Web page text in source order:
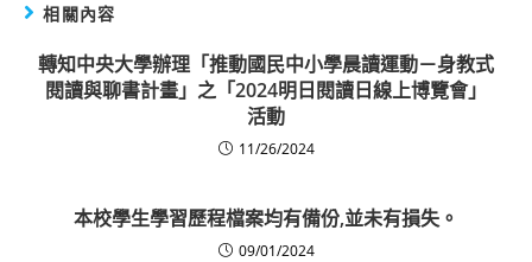
相關內容
轉知中央大學辦理「推動國民中小學晨讀運動－身教式
閱讀與聊書計畫」之「2024明日閱讀日線上博覽會」
活動
11/26/2024
本校學生學習歷程檔案均有備份,並未有損失。
09/01/2024